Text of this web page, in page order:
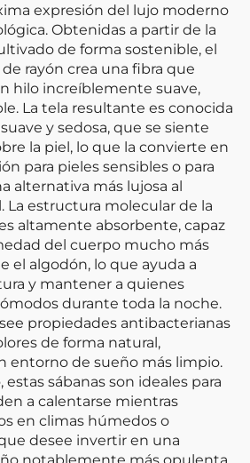
expresión del lujo moderno
Obtenidas a partir de la
de forma sostenible, el
rayón crea una fibra que
hilo increíblemente suave,
La tela resultante es conocida
y sedosa, que se siente
la piel, lo que la convierte en
para pieles sensibles o para
alternativa más lujosa al
La estructura molecular de la
altamente absorbente, capaz
del cuerpo mucho más
el algodón, lo que ayuda a
y mantener a quienes
durante toda la noche.
propiedades antibacterianas
de forma natural,
entorno de sueño más limpio.
estas sábanas son ideales para
a calentarse mientras
en climas húmedos o
desee invertir en una